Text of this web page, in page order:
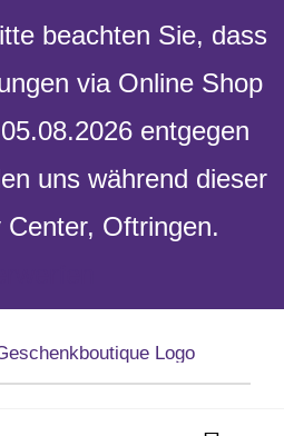
beachten Sie, dass
via Online Shop
entgegen
uns während dieser
Oftringen.